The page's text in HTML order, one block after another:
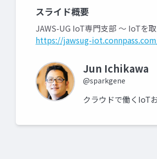
スライド概要
JAWS-UG IoT専門支部 〜 IoTを
https://jawsug-
Jun Ichikawa
@sparkgene
クラウドで働くIoT